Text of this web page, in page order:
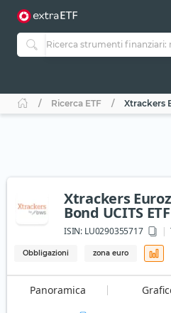
Ricerca ETF Xtrackers
Xtrackers
Bond UCITS
ISIN: LU0290355717
Obbligazioni zona euro
Panoramica